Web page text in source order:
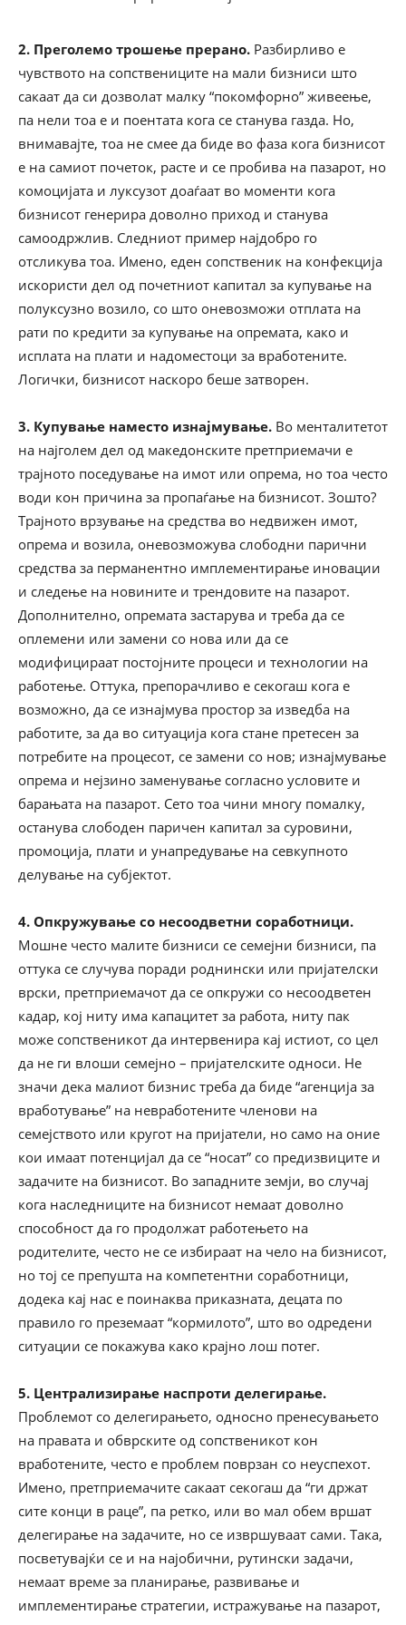
2. Преголемо трошење прерано. Разбирливо е
чувството на сопствениците на мали бизниси што
сакаат да си дозволат малку “покомфорно” живеење,
па нели тоа е и поентата кога се станува газда. Но,
внимавајте, тоа не смее да биде во фаза кога бизнисот
е на самиот почеток, расте и се пробива на пазарот, но
комоцијата и луксузот доаѓаат во моменти кога
бизнисот генерира доволно приход и станува
самоодржлив. Следниот пример најдобро го
отсликува тоа. Имено, еден сопственик на конфекција
искористи дел од почетниот капитал за купување на
полуксузно возило, со што оневозможи отплата на
рати по кредити за купување на опремата, како и
исплата на плати и надоместоци за вработените.
Логички, бизнисот наскоро беше затворен.
3. Купување наместо изнајмување. Во менталитетот
на најголем дел од македонските претприемачи е
трајното поседување на имот или опрема, но тоа често
води кон причина за пропаѓање на бизнисот. Зошто?
Трајното врзување на средства во недвижен имот,
опрема и возила, оневозможува слободни парични
средства за перманентно имплементирање иновации
и следење на новините и трендовите на пазарот.
Дополнително, опремата застарува и треба да се
оплемени или замени со нова или да се
модифицираат постојните процеси и технологии на
работење. Оттука, препорачливо е секогаш кога е
возможно, да се изнајмува простор за изведба на
работите, за да во ситуација кога стане претесен за
потребите на процесот, се замени со нов; изнајмување
опрема и нејзино заменување согласно условите и
барањата на пазарот. Сето тоа чини многу помалку,
останува слободен паричен капитал за суровини,
промоција, плати и унапредување на севкупното
делување на субјектот.
4. Опкружување со несоодветни соработници.
Мошне често малите бизниси се семејни бизниси, па
оттука се случува поради роднински или пријателски
врски, претприемачот да се опкружи со несоодветен
кадар, кој ниту има капацитет за работа, ниту пак
може сопственикот да интервенира кај истиот, со цел
да не ги влоши семејно – пријателските односи. Не
значи дека малиот бизнис треба да биде “агенција за
вработување” на невработените членови на
семејството или кругот на пријатели, но само на оние
кои имаат потенцијал да се “носат” со предизвиците и
задачите на бизнисот. Во западните земји, во случај
кога наследниците на бизнисот немаат доволно
способност да го продолжат работењето на
родителите, често не се избираат на чело на бизнисот,
но тој се препушта на компетентни соработници,
додека кај нас е поинаква приказната, децата по
правило го преземаат “кормилото”, што во одредени
ситуации се покажува како крајно лош потег.
5. Централизирање наспроти делегирање.
Проблемот со делегирањето, односно пренесувањето
на правата и обврските од сопственикот кон
вработените, често е проблем поврзан со неуспехот.
Имено, претприемачите сакаат секогаш да “ги држат
сите конци в раце”, па ретко, или во мал обем вршат
делегирање на задачите, но се извршуваат сами. Така,
посветувајќи се и на најобични, рутински задачи,
немаат време за планирање, развивање и
имплементирање стратегии, истражување на пазарот,